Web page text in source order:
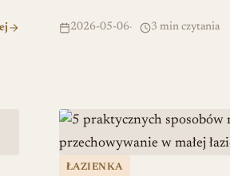
2026-05-06 3 min czytania
łazienki
ŁAZIENKA
5 praktycznych sposobów na